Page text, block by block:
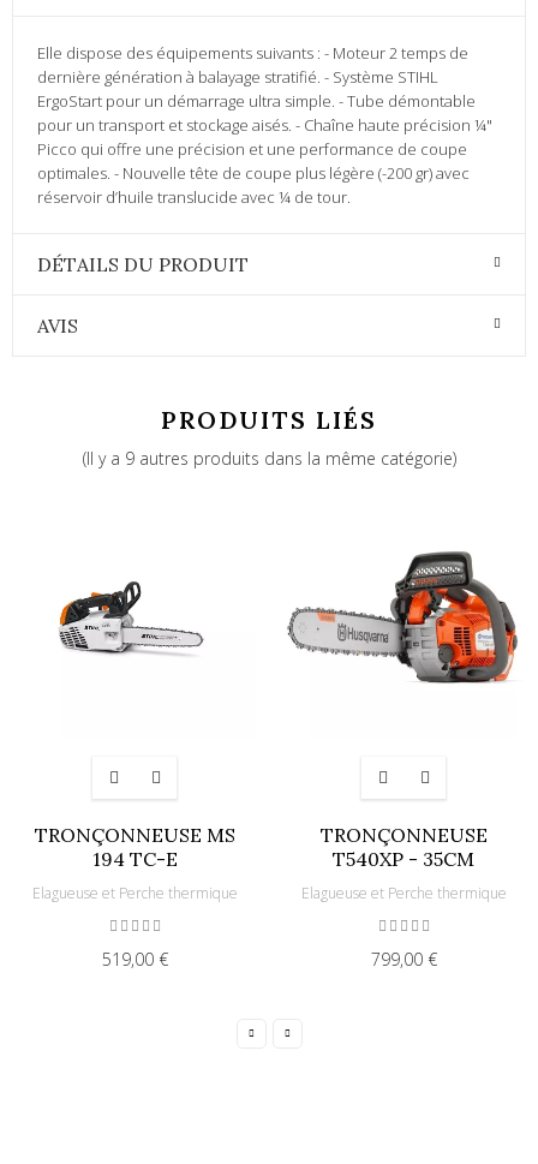
Elle dispose des équipements suivants : - Moteur 2 temps de
dernière génération à balayage stratifié. - Système STIHL
ErgoStart pour un démarrage ultra simple. - Tube démontable
pour un transport et stockage aisés. - Chaîne haute précision ¼"
Picco qui offre une précision et une performance de coupe
optimales. - Nouvelle tête de coupe plus légère (-200 gr) avec
réservoir d’huile translucide avec ¼ de tour.
DÉTAILS DU PRODUIT
AVIS
PRODUITS LIÉS
(Il y a 9 autres produits dans la même catégorie)
TRONÇONNEUSE MS
194 TC-E
Elagueuse et Perche thermique
519,00 €
TRONÇONNEUSE
T540XP - 35CM
Elagueuse et Perche thermique
799,00 €